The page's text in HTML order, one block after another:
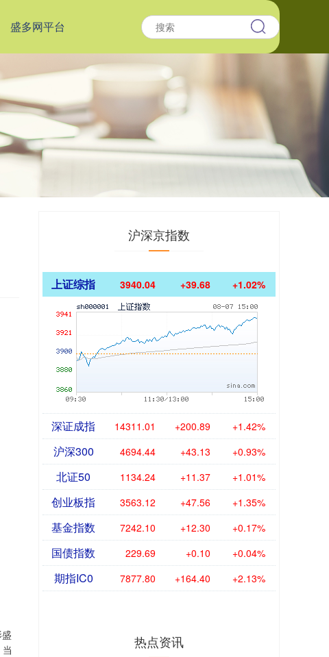
盛多网平台
沪深京指数
上证综指 3940.04 +39.68 +1.02%
深证成指 14311.01 +200.89 +1.42%
沪深300 4694.44 +43.13 +0.93%
北证50 1134.24 +11.37 +1.01%
创业板指 3563.12 +47.56 +1.35%
基金指数 7242.10 +12.30 +0.17%
国债指数 229.69 +0.10 +0.04%
期指IC0 7877.80 +164.40 +2.13%
热点资讯